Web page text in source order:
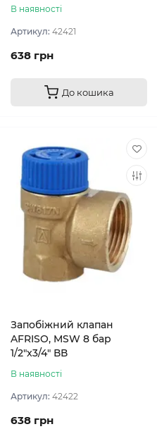
В наявності
Артикул: 42421
638 грн
До кошика
Запобіжний клапан
AFRISO, MSW 8 бар
1/2"x3/4" ВВ
В наявності
Артикул: 42422
638 грн